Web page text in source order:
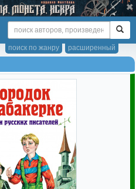
расширенный
поиск по жанру